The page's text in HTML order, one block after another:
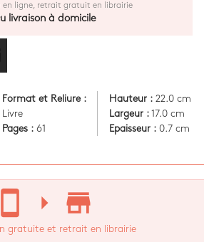
en ligne, retrait gratuit en librairie
livraison à domicile
Format et Reliure :
Livre
Pages : 61
Hauteur :22.0 cm
Largeur :17.0 cm
Epaisseur :0.7 cm
stay_current_portrait arrow_right store_mall_directory
gratuite et retrait en librairie